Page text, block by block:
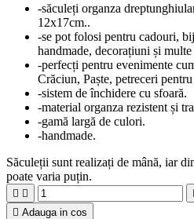
-săculeți organza
12x17cm..
-se pot folosi pentru cadouri,
handmade, decorațiuni și multe
-perfecți pentru evenimente
Crăciun, Paște, petreceri
-sistem de închidere cu sfoară.
-material organza rezistent și
-gamă largă de culori.
-handmade.
Săculeții sunt realizați de mână, iar
poate varia puțin.
 
 Adauga in cos